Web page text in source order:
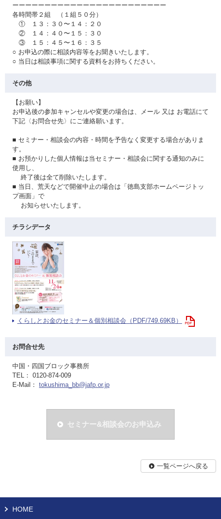
ーーーーーーーーーーーーーーーーーーーーーーーー
各時間帯２組 （１組５０分）
① １３：３０〜１４：２０
② １４：４０〜１５：３０
③ １５：４５〜１６：３５
○ お申込の際に相談内容等をお聞きいたします。
○ 当日は相談事項に関する資料をお持ちください。
その他
【お願い】
お申込後の参加キャンセルや変更の場合は、メール 又は お電話にて
下記〈お問合せ先〉にご連絡願います。
■ セミナー・相談会の内容・時間を予告なく変更する場合がありま
す。
■ お預かりした個人情報は当セミナー・相談会に関する通知のみに
使用し、
終了後は全て削除いたします。
■ 当日、荒天などで開催中止の場合は「徳島支部ホームページトッ
プ画面」で
お知らせいたします。
チラシデータ
くらしとお金のセミナー＆個別相談会（PDF/749.69KB）
お問合せ先
中国・四国ブロック事務所
TEL： 0120-874-009
E-Mail： tokushima_bb@jafp.or.jp
セミナー&相談会のお申込み
一覧ページへ戻る
HOME